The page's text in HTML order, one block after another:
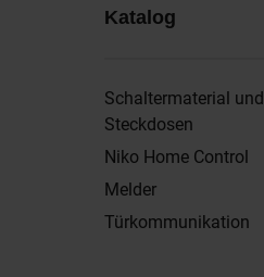
Katalog
Schaltermaterial und
Steckdosen
Niko Home Control
Melder
Türkommunikation